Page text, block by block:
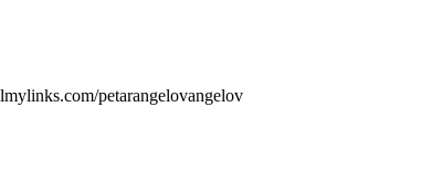
petarangelovangelov